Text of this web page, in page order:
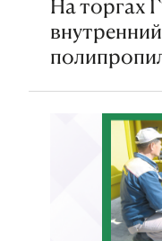
На торгах